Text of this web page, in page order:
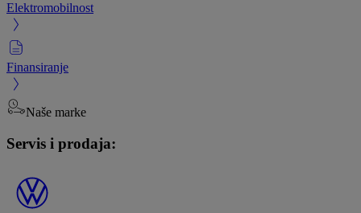
Elektromobilnost
Finansiranje
Naše marke
Servis i prodaja: